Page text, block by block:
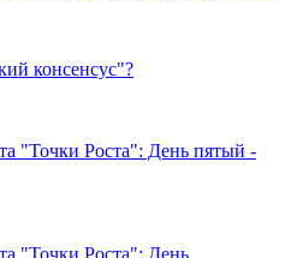
консенсус"?
"Точки Роста": День пятый -